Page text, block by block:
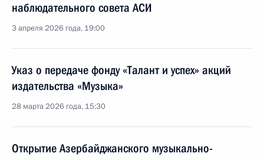
наблюдательного совета АСИ
3 апреля 2026 года, 19:00
Указ о передаче фонду «Талант и успех» акций
издательства «Музыка»
28 марта 2026 года, 15:30
Открытие Азербайджанского музыкально-